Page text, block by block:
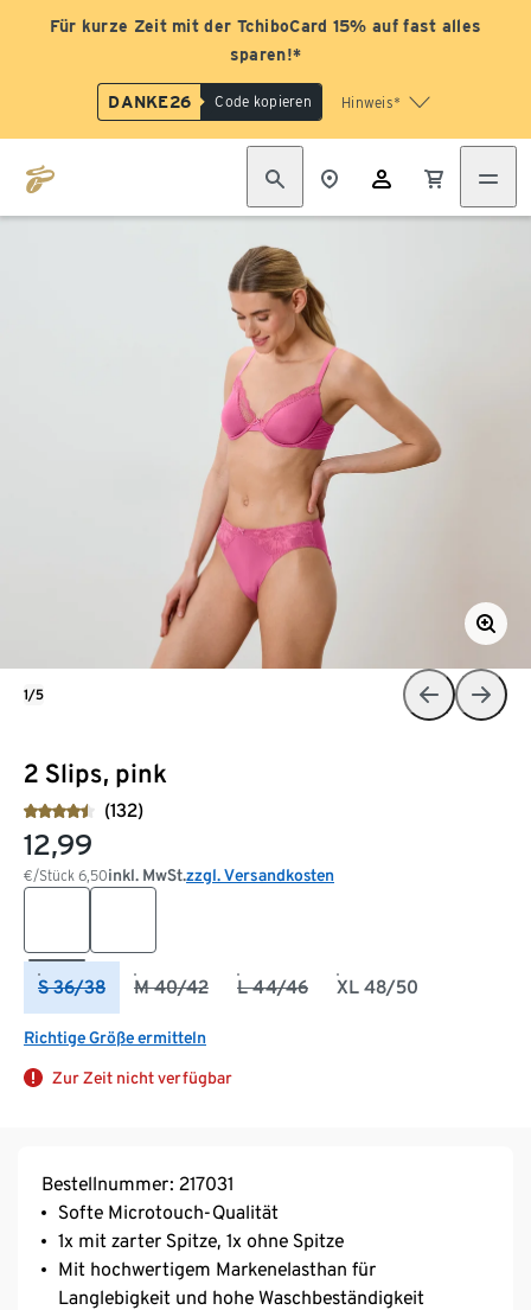
Für kurze Zeit mit der TchiboCard 15% auf fast alles
sparen!*
DANKE26 Code kopieren Hinweis*
2 Slips, pink
(132)
12,99
€/Stück 6,50inkl. MwSt.zzgl. Versandkosten
S 36/38 M 40/42 L 44/46 XL 48/50
Richtige Größe ermitteln
Zur Zeit nicht verfügbar
1/5
Bestellnummer: 217031
Softe Microtouch-Qualität
1x mit zarter Spitze, 1x ohne Spitze
Mit hochwertigem Markenelasthan für
Langlebigkeit und hohe Waschbeständigkeit